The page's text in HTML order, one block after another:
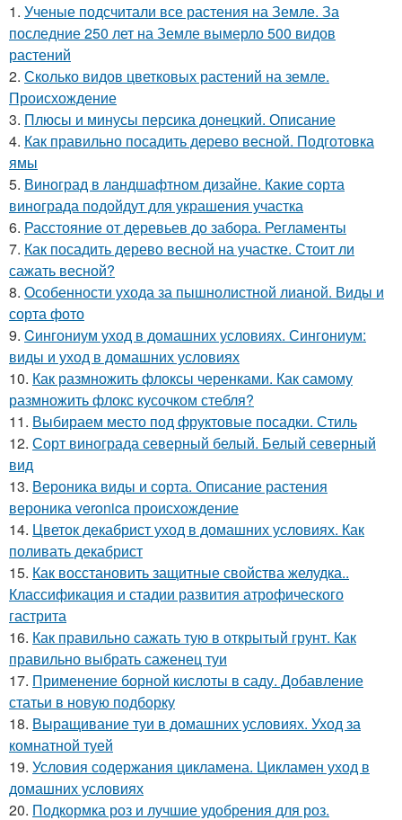
1. Ученые подсчитали все растения на Земле. За
последние 250 лет на Земле вымерло 500 видов
растений
2. Сколько видов цветковых растений на земле.
Происхождение
3. Плюсы и минусы персика донецкий. Описание
4. Как правильно посадить дерево весной. Подготовка
ямы
5. Виноград в ландшафтном дизайне. Какие сорта
винограда подойдут для украшения участка
6. Расстояние от деревьев до забора. Регламенты
7. Как посадить дерево весной на участке. Стоит ли
сажать весной?
8. Особенности ухода за пышнолистной лианой. Виды и
сорта фото
9. Cингониум уход в домашних условиях. Сингониум:
виды и уход в домашних условиях
10. Как размножить флоксы черенками. Как самому
размножить флокс кусочком стебля?
11. Выбираем место под фруктовые посадки. Стиль
12. Сорт винограда северный белый. Белый северный
вид
13. Вероника виды и сорта. Описание растения
вероника veronica происхождение
14. Цветок декабрист уход в домашних условиях. Как
поливать декабрист
15. Как восстановить защитные свойства желудка..
Классификация и стадии развития атрофического
гастрита
16. Как правильно сажать тую в открытый грунт. Как
правильно выбрать саженец туи
17. Применение борной кислоты в саду. Добавление
статьи в новую подборку
18. Выращивание туи в домашних условиях. Уход за
комнатной туей
19. Условия содержания цикламена. Цикламен уход в
домашних условиях
20. Подкормка роз и лучшие удобрения для роз.